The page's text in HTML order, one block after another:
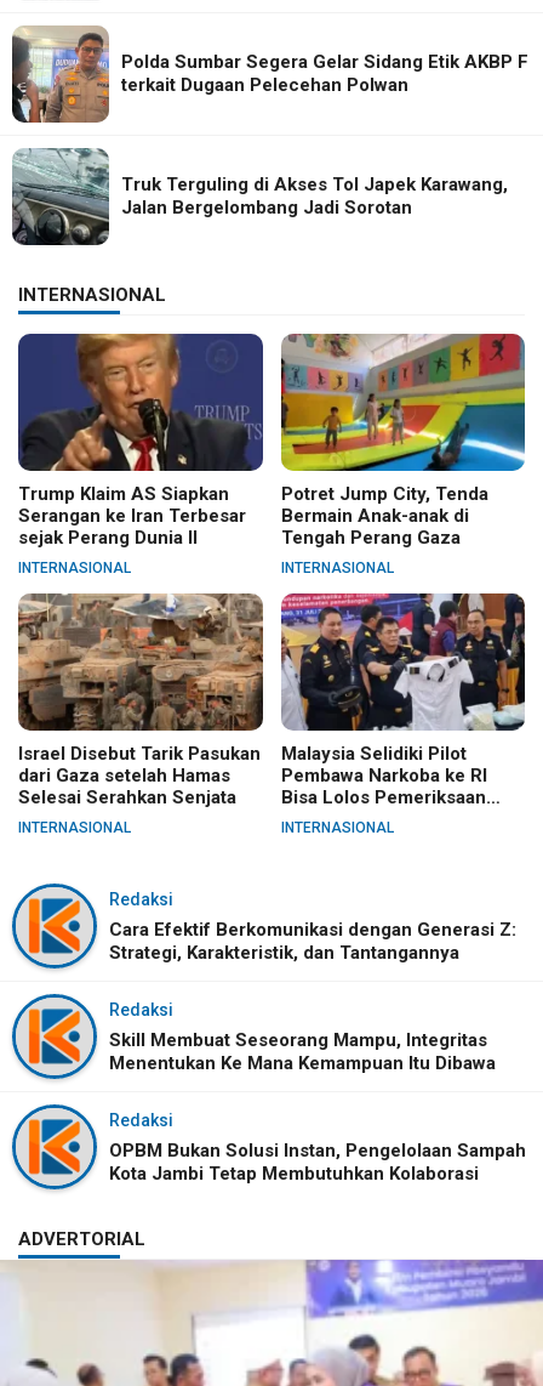
Polda Sumbar Segera Gelar Sidang Etik AKBP F
terkait Dugaan Pelecehan Polwan
Truk Terguling di Akses Tol Japek Karawang,
Jalan Bergelombang Jadi Sorotan
INTERNASIONAL
Trump Klaim AS Siapkan
Serangan ke Iran Terbesar
sejak Perang Dunia II
INTERNASIONAL
Potret Jump City, Tenda
Bermain Anak-anak di
Tengah Perang Gaza
INTERNASIONAL
Israel Disebut Tarik Pasukan
dari Gaza setelah Hamas
Selesai Serahkan Senjata
INTERNASIONAL
Malaysia Selidiki Pilot
Pembawa Narkoba ke RI
Bisa Lolos Pemeriksaan
KLIA
INTERNASIONAL
Redaksi
Cara Efektif Berkomunikasi dengan Generasi Z:
Strategi, Karakteristik, dan Tantangannya
Redaksi
Skill Membuat Seseorang Mampu, Integritas
Menentukan Ke Mana Kemampuan Itu Dibawa
Redaksi
OPBM Bukan Solusi Instan, Pengelolaan Sampah
Kota Jambi Tetap Membutuhkan Kolaborasi
ADVERTORIAL